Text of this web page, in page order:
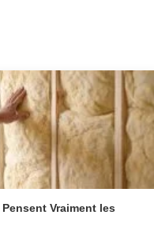
Vraiment les